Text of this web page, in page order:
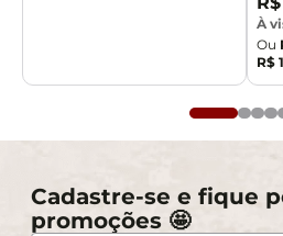
À
Ou
R$
Cadastre-se e fique
promoções 🤩